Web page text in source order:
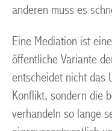
anderen muss es
Eine Mediation ist
öffentliche Variante
entscheidet nicht das
Konflikt, sondern die
verhandeln so lange